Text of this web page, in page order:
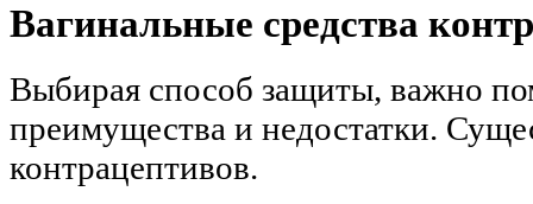
Вагинальные средства
Выбирая способ защиты, важно
преимущества и недостатки.
контрацептивов.